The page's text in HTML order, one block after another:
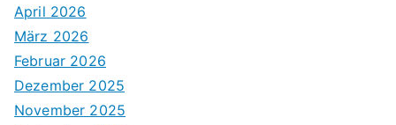
April 2026
März 2026
Februar 2026
Dezember 2025
November 2025